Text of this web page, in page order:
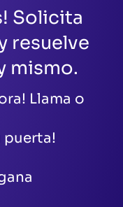
Solicita
resuelve
mismo.
Llama o
puerta!